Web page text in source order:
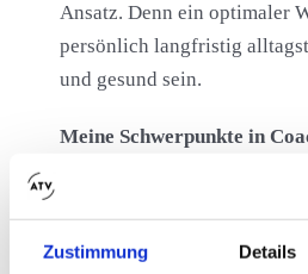
Zustimmung Details
Ansatz. Denn ein optimaler
persönlich langfristig
und gesund sein.
Meine Schwerpunkte in
Berufliche
und Perspektiven
Berücksichtigung der